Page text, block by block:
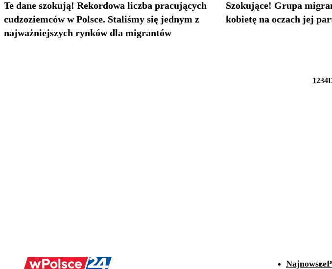
Te dane szokują! Rekordowa liczba pracujących
cudzoziemców w Polsce. Staliśmy się jednym z
najważniejszych rynków dla migrantów
Szokujące! Grupa
kobietę na oczach jej
1234
Najnowsze